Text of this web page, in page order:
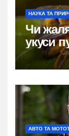
НАУКА ТА
Чи
укуси
АВТО ТА